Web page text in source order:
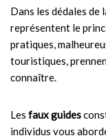
Dans les dédales de
représentent le
pratiques,
touristiques,
connaître.
Les faux guides
individus vous